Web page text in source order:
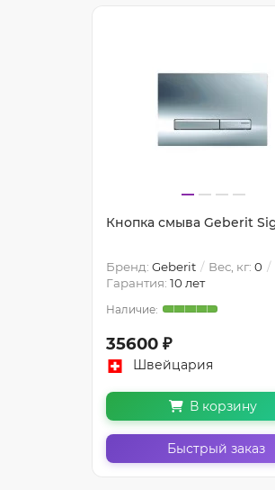
Кнопка смыва Geberit
Бренд: Geberit Вес, кг: 0
Гарантия: 10 лет
35600 ₽
Швейцария
В корзину
Быстрый заказ